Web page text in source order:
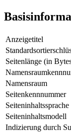
Anzeigetitel
Seitenlänge (in
Namensraum
Seitenkennnummer
Seiteninhaltssprache
Seiteninhaltsmodell
Indizierung durch